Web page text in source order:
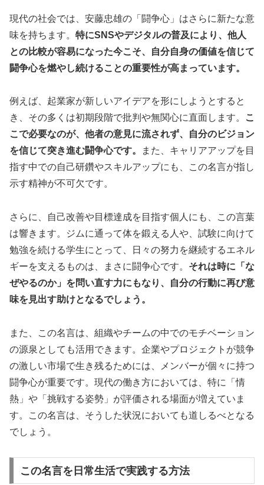
現代の社会では、安藤忠雄の「闘争心」はさらに新たな意
味を持ちます。 特にSNSやデジタルの普及により、他人
との比較が容易になった今こそ、自分自身の価値を信じて
闘争心を燃やし続けることの重要性が高まっています。
例えば、起業家が新しいアイデアを形にしようとすると
き、その多くは初期段階で批判や無関心に直面します。
こ
こで必要なのが、他者の意見に流されず、自分のビジョン
を信じて突き進む闘争心です。
また、キャリアアップを目
指す中での自己研鑽やスキルアップにも、この名言が指し
示す精神が不可欠です。
さらに、自己改善や目標達成を目指す個人にも、この言葉
は響きます。ジムに通って体を鍛える人や、試験に向けて
勉強を続ける学生にとって、日々の努力を継続するエネル
ギーを支えるものは、まさに闘争心です。 それは時に「な
ぜやるのか」を問い直す力にもなり、自分の行動に再び意
味を見出す助けとなるでしょう。
また、この名言は、組織やチームの中でのモチベーション
の源泉としても活用できます。企業やプロジェクトが競争
の激しい市場で生き残るためには、メンバーが個々に持つ
闘争心が重要です。現代の働き方においては、特に「情
熱」や「挑戦する姿勢」が評価される場面が増えていま
す。この名言は、そうした状況においても道しるべとなる
でしょう。
この名言を日常生活で実践する方法